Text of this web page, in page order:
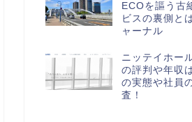
ECOを謳う古
ビスの裏側と
ャーナル
ニッテイホー
の評判や年収
の実態や社員
査！